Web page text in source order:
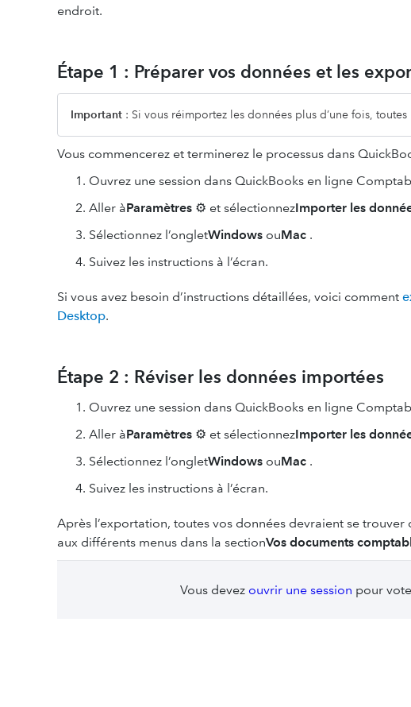
endroit.
Étape 1 : Préparer vos données et les
Important : Si vous réimportez les données plus d’une fois,
Vous commencerez et terminerez le processus dans
Ouvrez une session dans QuickBooks en ligne
Aller àParamètres ⚙ et sélectionnezImporter les
Sélectionnez l’ongletWindows ouMac .
Suivez les instructions à l’écran.
Si vous avez besoin d’instructions détaillées, voici comment
Desktop.
Étape 2 : Réviser les données importées
Ouvrez une session dans QuickBooks en ligne
Aller àParamètres ⚙ et sélectionnezImporter les
Sélectionnez l’ongletWindows ouMac .
Suivez les instructions à l’écran.
Après l’exportation, toutes vos données devraient se
aux différents menus dans la sectionVos documents
Vous devez ouvrir une session pour